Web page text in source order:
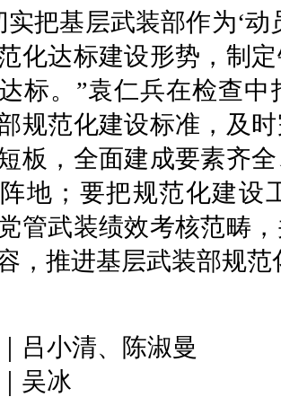
实把基层武装部作为‘
化达标建设形势，制
标。”袁仁兵在检查
规范化建设标准，及
板，全面建成要素齐
地；要把规范化建设
党管武装绩效考核范畴
，推进基层武装部规
吕小清、陈淑曼
吴冰